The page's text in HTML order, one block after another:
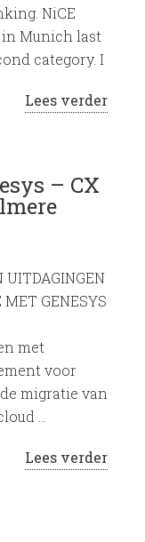
NiCE
in Munich last
category. I
Lees verder
– CX
UITDAGINGEN
GENESYS
met
voor
migratie van
…
Lees verder